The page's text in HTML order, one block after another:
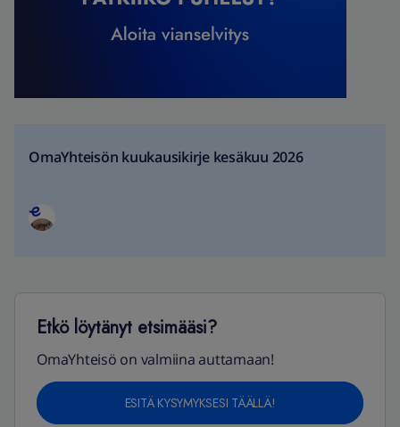
OmaYhteisön kuukausikirje kesäkuu 2026
Etkö löytänyt etsimääsi?
OmaYhteisö on valmiina auttamaan!
ESITÄ KYSYMYKSESI TÄÄLLÄ!